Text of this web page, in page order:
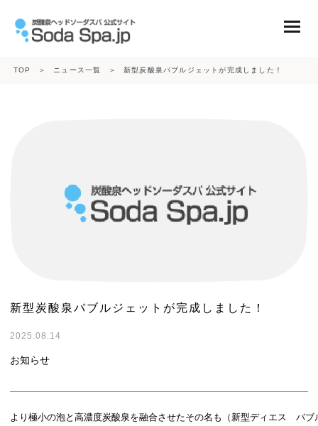
会社概要
メールでのお問い合わせはこちら
TOP ＞ ニュース一覧 ＞ 新型炭酸泉バブルジェットが完成しました！
新型炭酸泉バブルジェットが完成しました！
2025.08.14
お知らせ
より極小の泡と高濃度炭酸泉を融合させたその名も（新型ディエス　バ